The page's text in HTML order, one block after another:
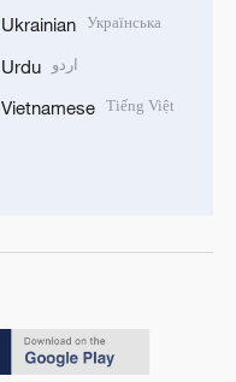
Ukrainian Українська
Urdu اردو
Vietnamese Tiếng Việt